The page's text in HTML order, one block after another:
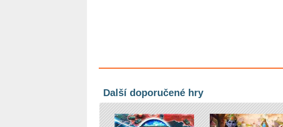
Další doporučené hry